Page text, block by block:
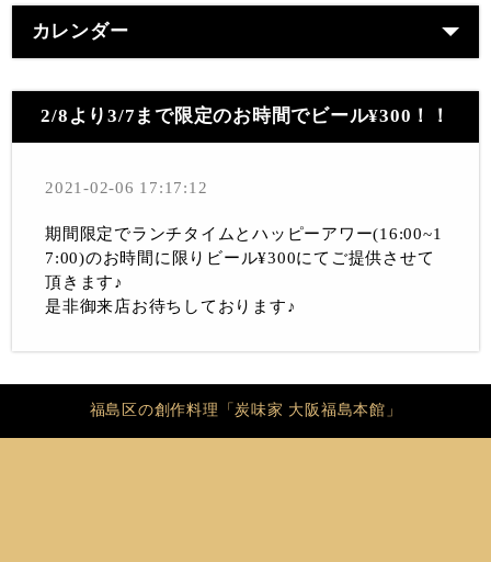
カレンダー
2/8より3/7まで限定のお時間でビール¥300！！
2021-02-06 17:17:12
期間限定でランチタイムとハッピーアワー(16:00~1
7:00)のお時間に限りビール¥300にてご提供させて
頂きます♪
是非御来店お待ちしております♪
福島区の創作料理「炭味家 大阪福島本館」